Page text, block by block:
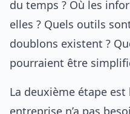
du temps ? Où les
elles ? Quels outils
doublons existent ?
pourraient être
La deuxième étape